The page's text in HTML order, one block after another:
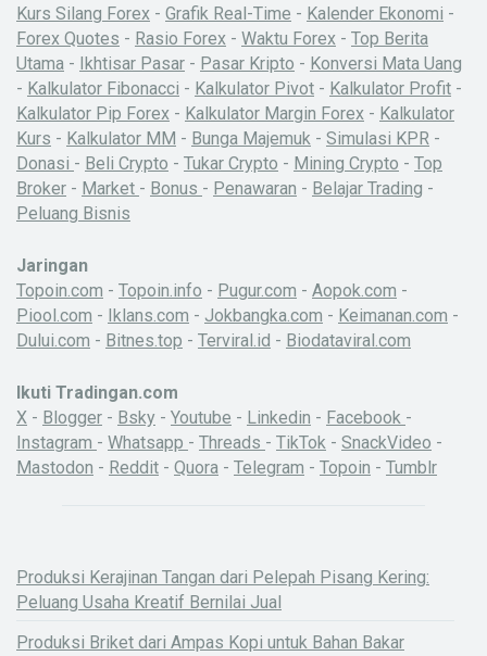
Kurs Silang Forex - Grafik Real-Time - Kalender Ekonomi -
Forex Quotes - Rasio Forex - Waktu Forex - Top Berita
Utama - Ikhtisar Pasar - Pasar Kripto - Konversi Mata Uang
- Kalkulator Fibonacci - Kalkulator Pivot - Kalkulator Profit -
Kalkulator Pip Forex - Kalkulator Margin Forex - Kalkulator
Kurs - Kalkulator MM - Bunga Majemuk - Simulasi KPR -
Donasi - Beli Crypto - Tukar Crypto - Mining Crypto - Top
Broker - Market - Bonus - Penawaran - Belajar Trading -
Peluang Bisnis
Jaringan
Topoin.com - Topoin.info - Pugur.com - Aopok.com -
Piool.com - Iklans.com - Jokbangka.com - Keimanan.com -
Dului.com - Bitnes.top - Terviral.id - Biodataviral.com
Ikuti Tradingan.com
X - Blogger - Bsky - Youtube - Linkedin - Facebook -
Instagram - Whatsapp - Threads - TikTok - SnackVideo -
Mastodon - Reddit - Quora - Telegram - Topoin - Tumblr
Produksi Kerajinan Tangan dari Pelepah Pisang Kering:
Peluang Usaha Kreatif Bernilai Jual
Produksi Briket dari Ampas Kopi untuk Bahan Bakar